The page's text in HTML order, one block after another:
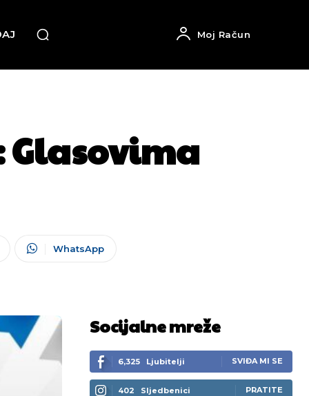
Moj Račun
Glasovima
WhatsApp
Socijalne mreže
6,325 Ljubitelji SVIĐA MI SE
402 Sljedbenici PRATITE